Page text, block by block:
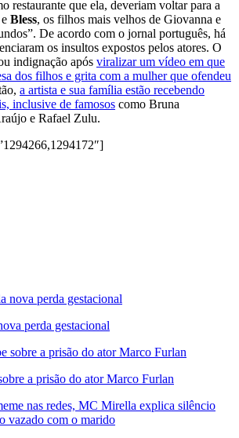
restaurante que ela, deveriam voltar para a
e Bless, os filhos mais velhos de Giovanna e
De acordo com o jornal português, há
os insultos expostos pelos atores. O
indignação após viralizar um vídeo em que
dos filhos e grita com a mulher que ofendeu
a artista e sua família estão recebendo
inclusive de famosos como Bruna
e Rafael Zulu.
perda gestacional
a prisão do ator Marco Furlan